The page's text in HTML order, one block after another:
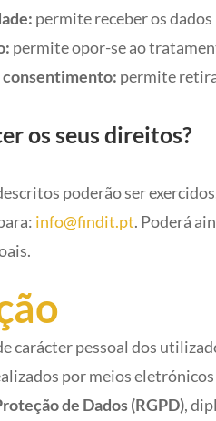
permite receber os
permite opor-se ao
permite
os seus direitos?
poderão ser
info@findit.pt. Poderá
carácter pessoal dos
por meios
de Dados (RGPD),